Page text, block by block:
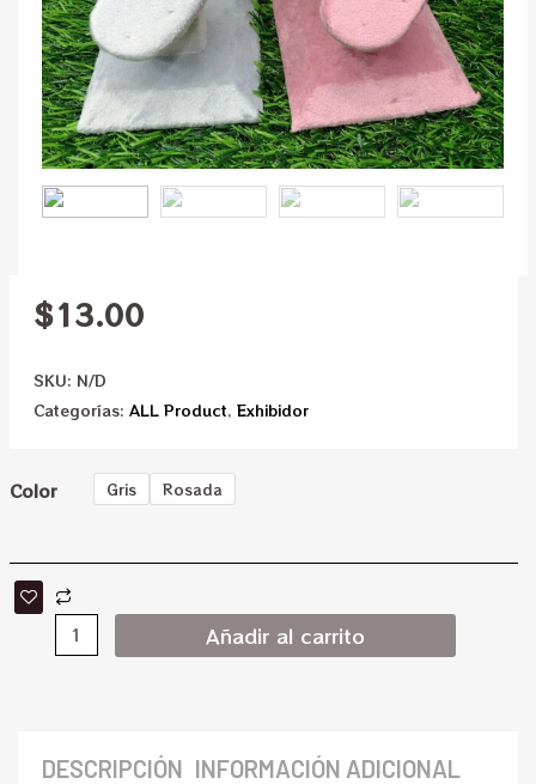
$13.00
SKU: N/D
Categorías: ALL Product, Exhibidor
Color Gris Rosada
Añadir al carrito
DESCRIPCIÓN INFORMACIÓN ADICIONAL